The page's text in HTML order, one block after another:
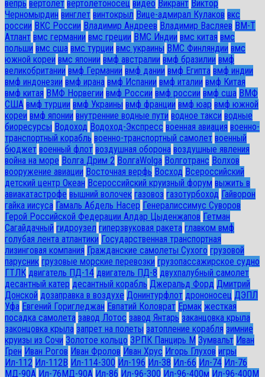
вепрь вертолет вертолетоносец видео Викрант Виктор
Черномырдин винглет винтокрыл Вице-адмирал Кулаков вкс
россии ВКС России Владимир Андреев Владимир Васляев ВМ-Т
Атлант вмс германии вмс греции ВМС Индии вмс китая вмс
польши вмс сша вмс турции вмс украины ВМС Финляндии вмс
южной кореи вмс японии вмф австралии вмф бразилии вмф
великобритании вмф Германии вмф дании вмф Египта вмф индии
вмф индонезии вмф ирана вмф Испании вмф италии вмф Китая
вмф китая ВМФ Норвегии вмф России вмф россии вмф сша ВМФ
США вмф турции вмф Украины вмф франции вмф юар вмф южной
кореи вмф японии внутренние водные пути водное такси водные
биоресурсы Водоход Водоход-Экспресс военная авиация военно-
транспортный корабль военно-транспортный самолет военный
бюджет военный флот воздушная оборона воздушные явления
война на море Волга Дрим 2 ВолгаWolga Волготранс Волхов
вооружение авиации Восточная верфь Восход Всероссийский
детский центр Океан Всероссийский круизный форум выжить в
авиакатастрофе вышний волочек газовоз газотурбоход Гайворон
гайка иисуса Гамаль Абдель Насер Генералиссимус Суворов
Герой Российской Федерации Алдар Цыденжапов Гетман
Сагайдачный гидроузел гиперзвуковая ракета главком вмф
голубая лента атлантики Государственная транспортная
лизинговая компания Гражданские самолеты Сухого грузовой
парусник грузовые морские перевозки грузопассажирское судно
ГТЛК двигатель ПД-14 двигатель ПД-8 двухпалубный самолет
десантный катер десантный корабль Джеральд Форд Дмитрий
Донской дозаправка в воздухе Донинтурфлот дрононосец ДЭПЛ
Уфа Евгений Горигледжан Евпатий Коловрат Ермак жесткая
посадка самолета завод Лотос завод Янтарь заканцовка крыла
законцовка крыла запрет на полеты затопление корабля зимние
круизы из Сочи Золотое кольцо ЗРПК Панцирь М Зумвальт Иван
Грен Иван Рогов Иван Фролов Иван Хрус Игорь Глухов игры
Ил-112 Ил-112В Ил-114-300 Ил-196 Ил-38 Ил-66 Ил-74 Ил-76
МД-90А Ил-76МД-90А Ил-86 Ил-96-300 Ил-96-400м Ил-96-400М